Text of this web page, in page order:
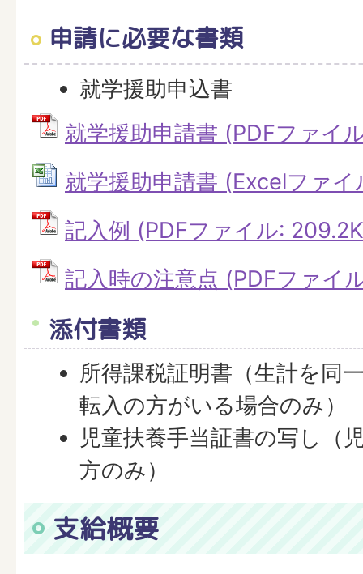
申請に必要な書類
就学援助申込書
就学援助申請書 (PDFファイ
就学援助申請書 (Excelファ
記入例 (PDFファイル:
記入時の注意点 (PDFファイ
添付書類
所得課税証明書（生計を同
転入の方がいる場合のみ）
児童扶養手当証書の写し（
方のみ）
支給概要